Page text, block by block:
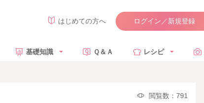
はじめての方へ ログイン／新規登録
基礎知識 Ｑ＆Ａ レシピ
閲覧数：791